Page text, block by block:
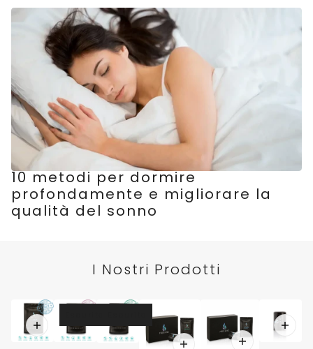
10 metodi per dormire
profondamente e migliorare la
qualità del sonno
I Nostri Prodotti
carousel